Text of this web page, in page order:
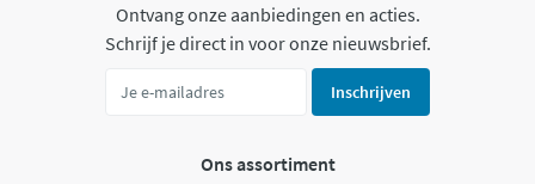
Ontvang onze aanbiedingen en acties.
Schrijf je direct in voor onze nieuwsbrief.
Inschrijven
Ons assortiment